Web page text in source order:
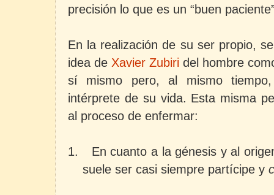
precisión lo que es un “buen
En la realización de su ser propio,
idea de Xavier Zubiri del hombre
sí mismo pero, al mismo
intérprete de su vida. Esta misma
al proceso de enfermar:
1.
En cuanto a la génesis y al
suele ser casi siempre partícipe y